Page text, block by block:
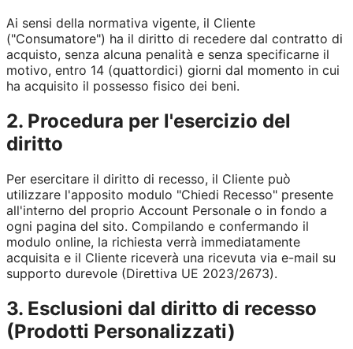
Ai sensi della normativa vigente, il Cliente
("Consumatore") ha il diritto di recedere dal contratto di
acquisto, senza alcuna penalità e senza specificarne il
motivo, entro 14 (quattordici) giorni dal momento in cui
ha acquisito il possesso fisico dei beni.
2. Procedura per l'esercizio del
diritto
Per esercitare il diritto di recesso, il Cliente può
utilizzare l'apposito modulo "Chiedi Recesso" presente
all'interno del proprio Account Personale o in fondo a
ogni pagina del sito. Compilando e confermando il
modulo online, la richiesta verrà immediatamente
acquisita e il Cliente riceverà una ricevuta via e-mail su
supporto durevole (Direttiva UE 2023/2673).
3. Esclusioni dal diritto di recesso
(Prodotti Personalizzati)